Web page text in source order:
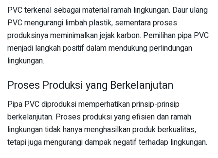
PVC terkenal sebagai material ramah lingkungan. Daur ulang
PVC mengurangi limbah plastik, sementara proses
produksinya meminimalkan jejak karbon. Pemilihan pipa PVC
menjadi langkah positif dalam mendukung perlindungan
lingkungan.
Proses Produksi yang Berkelanjutan
Pipa PVC diproduksi memperhatikan prinsip-prinsip
berkelanjutan. Proses produksi yang efisien dan ramah
lingkungan tidak hanya menghasilkan produk berkualitas,
tetapi juga mengurangi dampak negatif terhadap lingkungan.